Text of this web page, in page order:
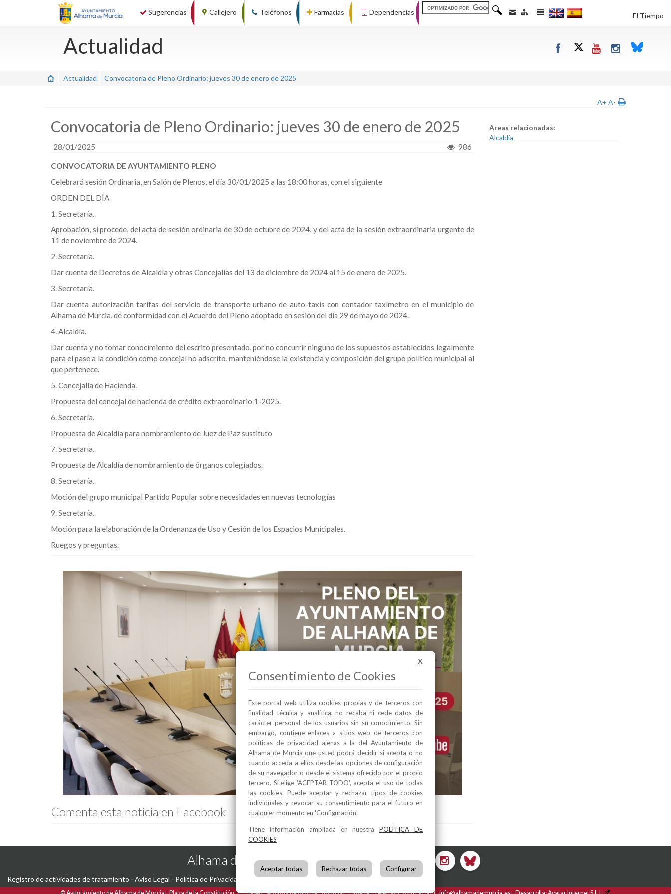
Sugerencias Callejero Teléfonos Farmacias Dependencias El Tiempo
Actualidad
Actualidad Convocatoria de Pleno Ordinario: jueves 30 de enero de 2025
A+ A-
Convocatoria de Pleno Ordinario: jueves 30 de enero de 2025
28/01/2025 986
CONVOCATORIA DE AYUNTAMIENTO PLENO
Celebrará sesión Ordinaria, en Salón de Plenos, el día 30/01/2025 a las 18:00 horas, con el siguiente
ORDEN DEL DÍA
1. Secretaría.
Aprobación, si procede, del acta de sesión ordinaria de 30 de octubre de 2024, y del acta de la sesión extraordinaria urgente de
11 de noviembre de 2024.
2. Secretaría.
Dar cuenta de Decretos de Alcaldía y otras Concejalías del 13 de diciembre de 2024 al 15 de enero de 2025.
3. Secretaría.
Dar cuenta autorización tarifas del servicio de transporte urbano de auto-taxis con contador taxímetro en el municipio de
Alhama de Murcia, de conformidad con el Acuerdo del Pleno adoptado en sesión del día 29 de mayo de 2024.
4. Alcaldía.
Dar cuenta y no tomar conocimiento del escrito presentado, por no concurrir ninguno de los supuestos establecidos legalmente
para el pase a la condición como concejal no adscrito, manteniéndose la existencia y composición del grupo político municipal al
que pertenece.
5. Concejalía de Hacienda.
Propuesta del concejal de hacienda de crédito extraordinario 1-2025.
6. Secretaría.
Propuesta de Alcaldía para nombramiento de Juez de Paz sustituto
7. Secretaría.
Propuesta de Alcaldía de nombramiento de órganos colegiados.
8. Secretaría.
Moción del grupo municipal Partido Popular sobre necesidades en nuevas tecnologías
9. Secretaría.
Moción para la elaboración de la Ordenanza de Uso y Cesión de los Espacios Municipales.
Ruegos y preguntas.
Comenta esta noticia en Facebook
Areas relacionadas:
Alcaldía
Alhama de Murcia en las Redes
Registro de actividades de tratamiento - Aviso Legal - Política de Privacidad Política de Cookies
X
Consentimiento de Cookies
Este portal web utiliza cookies propias y de terceros con
finalidad técnica y analítica, no recaba ni cede datos de
carácter personal de los usuarios sin su conocimiento. Sin
embargo, contiene enlaces a sitios web de terceros con
políticas de privacidad ajenas a la del Ayuntamiento de
Alhama de Murcia que usted podrá decidir si acepta o no
cuando acceda a ellos desde las opciones de configuración
de su navegador o desde el sistema ofrecido por el propio
tercero. Si elige 'ACEPTAR TODO', acepta el uso de todas
las cookies. Puede aceptar y rechazar tipos de cookies
individuales y revocar su consentimiento para el futuro en
cualquier momento en 'Configuración'.
Tiene información ampliada en nuestraPOLÍTICA DE
COOKIES
Aceptar todas Rechazar todas Configurar